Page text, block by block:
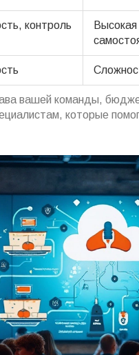
контроль
вашей команды,
которые